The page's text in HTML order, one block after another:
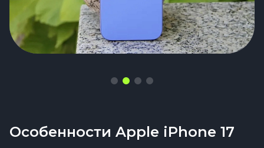
Особенности Apple iPhone 17